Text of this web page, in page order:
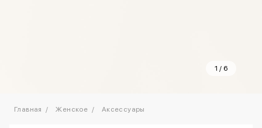
1 / 6
Главная Женское Аксессуары